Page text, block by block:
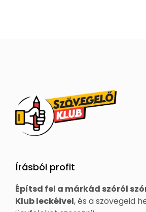
Írásból profit
Építsd fel a márkád szóról
Klub leckéivel, és a szövegeid